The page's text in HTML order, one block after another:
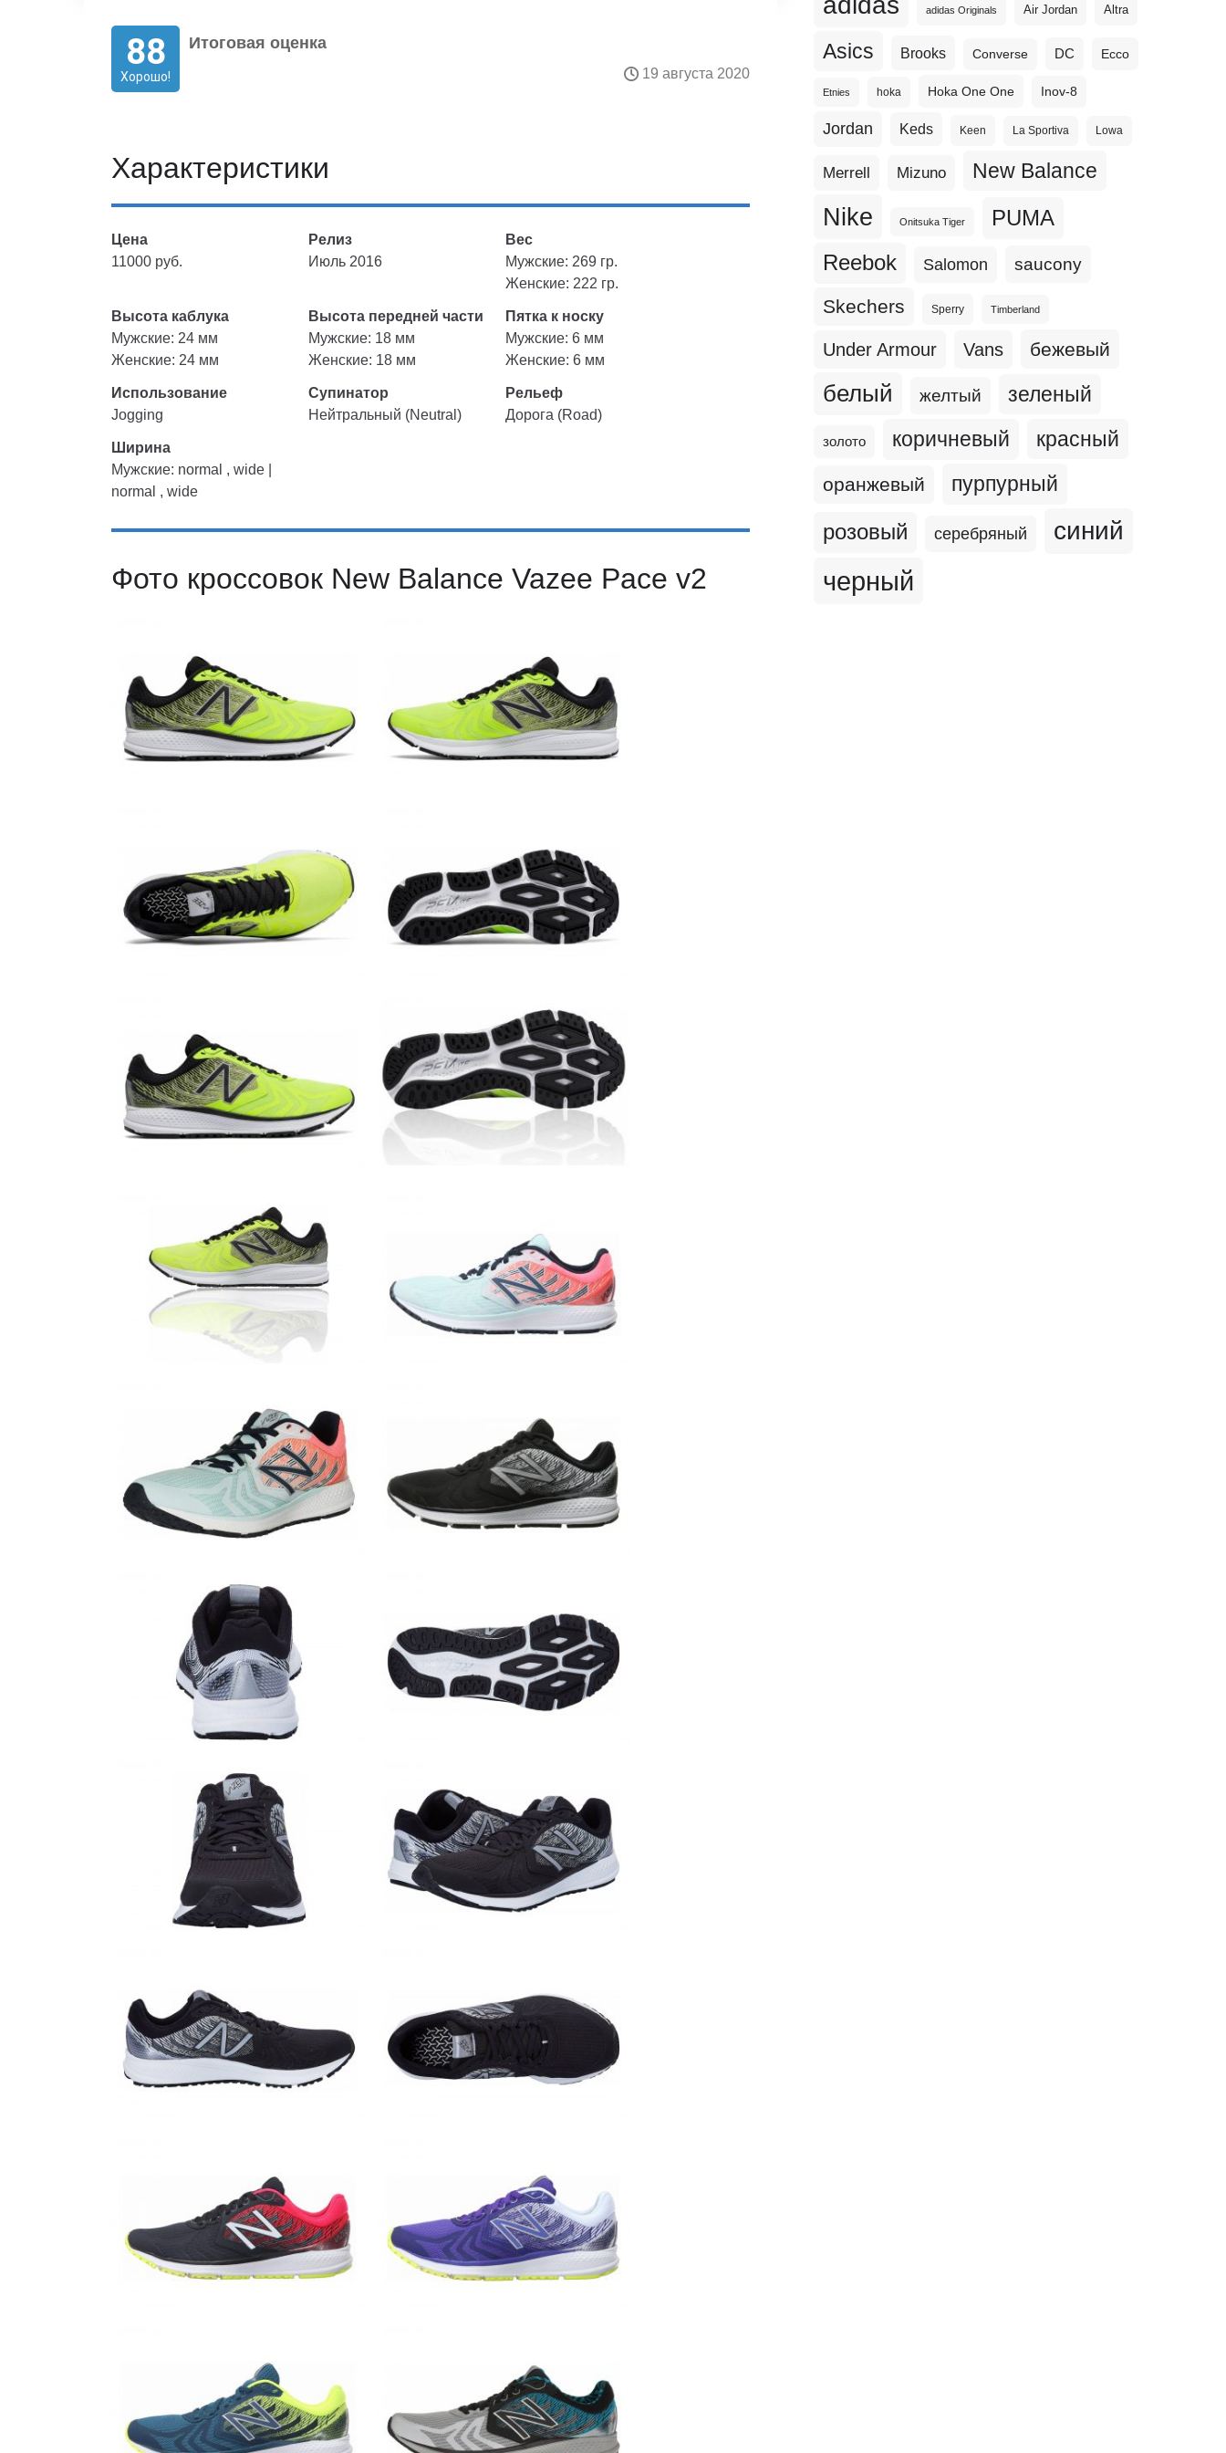
88
Хорошо!
Итоговая оценка
19 августа 2020
Характеристики
Цена
11000 руб.
Релиз
Июль 2016
Вес
Мужские: 269 гр.
Женские: 222 гр.
Высота каблука
Мужские: 24 мм
Женские: 24 мм
Высота передней части
Мужские: 18 мм
Женские: 18 мм
Пятка к носку
Мужские: 6 мм
Женские: 6 мм
Использование
Jogging
Супинатор
Нейтральный (Neutral)
Рельеф
Дорога (Road)
Ширина
Мужские: normal , wide |
normal , wide
Фото кроссовок New Balance Vazee Pace v2
adidas Originals Air Jordan Altra
Asics Brooks Converse DC Ecco
Etnies hoka Hoka One One Inov-8
Jordan Keds Keen La Sportiva Lowa
Merrell Mizuno New Balance
Nike Onitsuka Tiger PUMA
Reebok Salomon saucony
Skechers Sperry Timberland
Under Armour Vans бежевый
белый желтый зеленый
золото коричневый красный
оранжевый пурпурный
розовый серебряный синий
черный